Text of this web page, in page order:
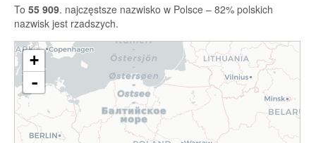
To 55 909. najczęstsze nazwisko w Polsce – 82% polskich
nazwisk jest rzadszych.
+
-